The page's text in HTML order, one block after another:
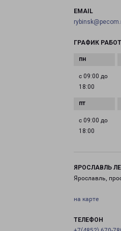
EMAIL
ГРАФИК
с 09:00 до
18:00
с 09:00 до
18:00
ЯРОСЛАВЛЬ
Ярославль,
на карте
ТЕЛЕФОН